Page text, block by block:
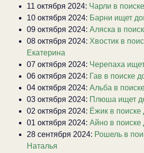
11 октября 2024: Чарли в
10 октября 2024: Барни ищет
09 октября 2024: Аляска в
08 октября 2024: Хвостик в
Екатерина
07 октября 2024: Черепаха
06 октября 2024: Гав в поиске
04 октября 2024: Альба в
03 октября 2024: Плюша ищет
02 октября 2024: Ёжик в поиске
01 октября 2024: Айно в поиске
28 сентября 2024: Рошель в
Наталья